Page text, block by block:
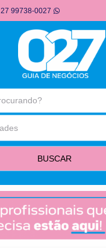
27 99738-0027